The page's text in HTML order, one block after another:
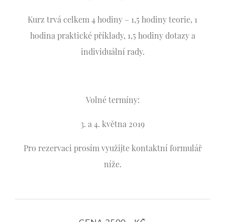
Kurz trvá celkem 4 hodiny – 1,5 hodiny teorie, 1
hodina praktické příklady, 1,5 hodiny dotazy a
individuální rady.
Volné termíny:
3. a 4. května 2019
Pro rezervaci prosím využijte kontaktní formulář
níže.